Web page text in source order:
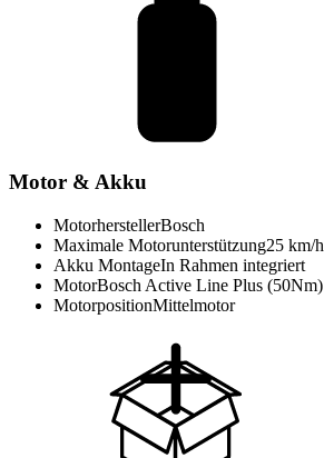
Motor & Akku
MotorherstellerBosch
Maximale Motorunterstützung25 km/h
Akku MontageIn Rahmen integriert
MotorBosch Active Line Plus (50Nm)
MotorpositionMittelmotor